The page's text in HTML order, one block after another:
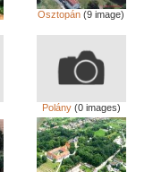
Osztopán (9 image)
Polány(0 images)